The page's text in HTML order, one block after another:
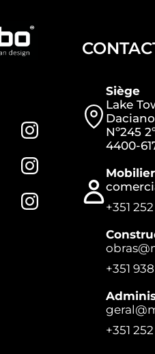
Siège
Lake
Nº245
4400-
+351
+351
+351